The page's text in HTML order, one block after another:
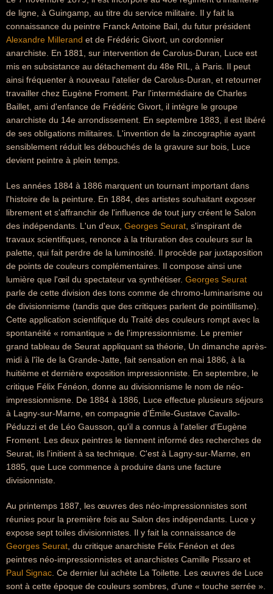
de ligne, à Guingamp, au titre du service militaire. Il y fait la
connaissance du peintre Franck Antoine Bail, du futur président
Alexandre Millerand et de Frédéric Givort, un cordonnier
anarchiste. En 1881, sur intervention de Carolus-Duran, Luce est
mis en subsistance au détachement du 48e RIL, à Paris. Il peut
ainsi fréquenter à nouveau l'atelier de Carolus-Duran, et retourner
travailler chez Eugène Froment. Par l'intermédiaire de Charles
Baillet, ami d'enfance de Frédéric Givort, il intègre le groupe
anarchiste du 14e arrondissement. En septembre 1883, il est libéré
de ses obligations militaires. L'invention de la zincographie ayant
sensiblement réduit les débouchés de la gravure sur bois, Luce
devient peintre à plein temps.
Les années 1884 à 1886 marquent un tournant important dans
l'histoire de la peinture. En 1884, des artistes souhaitant exposer
librement et s'affranchir de l'influence de tout jury créent le Salon
des indépendants. L'un d'eux, Georges Seurat , s'inspirant de
travaux scientifiques, renonce à la trituration des couleurs sur la
palette, qui fait perdre de la luminosité. Il procède par juxtaposition
de points de couleurs complémentaires. Il compose ainsi une
lumière que l'œil du spectateur va synthétiser. Georges Seurat
parle de cette division des tons comme de chromo-luminarisme ou
de divisionnisme (tandis que des critiques parlent de pointillisme).
Cette application scientifique du Traité des couleurs rompt avec la
spontanéité « romantique » de l'impressionnisme. Le premier
grand tableau de Seurat appliquant sa théorie, Un dimanche après-
midi à l'île de la Grande-Jatte, fait sensation en mai 1886, à la
huitième et dernière exposition impressionniste. En septembre, le
critique Félix Fénéon, donne au divisionnisme le nom de néo-
impressionnisme. De 1884 à 1886, Luce effectue plusieurs séjours
à Lagny-sur-Marne, en compagnie d'Émile-Gustave Cavallo-
Péduzzi et de Léo Gausson, qu'il a connus à l'atelier d'Eugène
Froment. Les deux peintres le tiennent informé des recherches de
Seurat, ils l'initient à sa technique. C'est à Lagny-sur-Marne, en
1885, que Luce commence à produire dans une facture
divisionniste.
Au printemps 1887, les œuvres des néo-impressionnistes sont
réunies pour la première fois au Salon des indépendants. Luce y
expose sept toiles divisionnistes. Il y fait la connaissance de
Georges Seurat , du critique anarchiste Félix Fénéon et des
peintres néo-impressionnistes et anarchistes Camille Pissaro et
Paul Signac . Ce dernier lui achète La Toilette. Les œuvres de Luce
sont à cette époque de couleurs sombres, d'une « touche serrée ».